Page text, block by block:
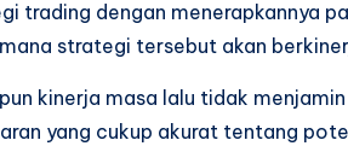
trading dengan menerapkannya
strategi tersebut akan
kinerja masa lalu tidak
yang cukup akurat tentang